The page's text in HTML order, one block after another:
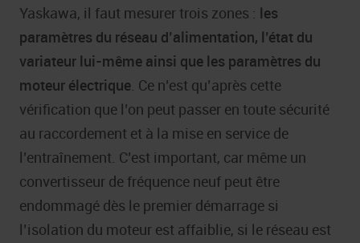
Yaskawa, il faut mesurer trois zones : les
paramètres du réseau d’alimentation, l’état du
variateur lui-même ainsi que les paramètres du
moteur électrique. Ce n’est qu’après cette
vérification que l’on peut passer en toute sécurité
au raccordement et à la mise en service de
l’entraînement. C’est important, car même un
convertisseur de fréquence neuf peut être
endommagé dès le premier démarrage si
l’isolation du moteur est affaiblie, si le réseau est